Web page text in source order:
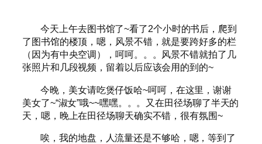
今天上午去图书馆了~看了2个小时的书后，爬到
了图书馆的楼顶，嗯，风景不错，就是要跨好多的栏
（因为有中央空调），呵呵。。。风景不错就拍了几
张照片和几段视频，留着以后应该会用的到的~
今晚，美女请吃煲仔饭哈~呵呵，在这里，谢谢
美女了~“淑女”哦~~嘿嘿。。。又在田径场聊了半天的
天，嗯，晚上在田径场聊天确实不错，很有氛围~
唉，我的地盘，人流量还是不够哈，嗯，等到了